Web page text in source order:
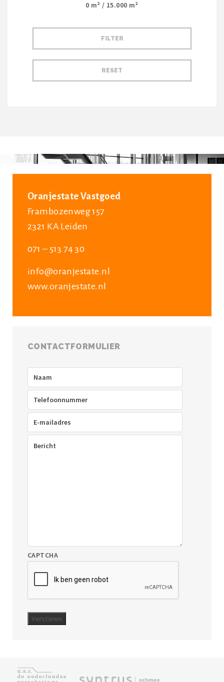
0 m² / 15.000 m²
Oranjestate Vastgoed
Frambozenweg 157
2321 KA Leiden
071 – 513 74 30
info@oranjestate.nl
www.oranjestate.nl
CONTACTFORMULIER
Telefoon
mailadres(Vereist)
CAPTCHA